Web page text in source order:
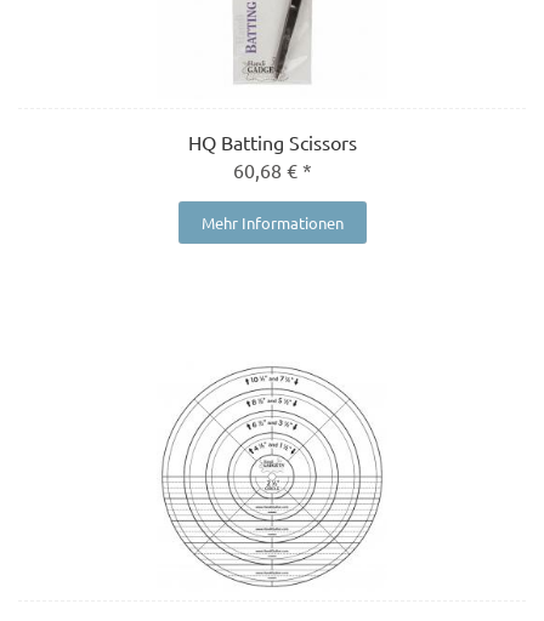
HQ Batting Scissors
60,68 € *
Mehr Informationen